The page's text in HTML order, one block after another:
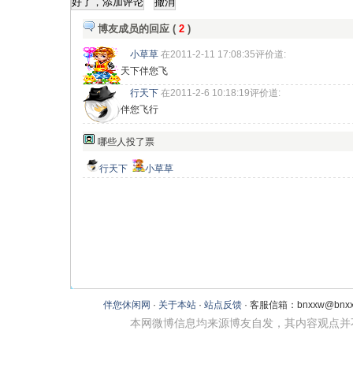
博友成员的回应 (2 )
小草草 在2011-2-11 17:08:35评价道:
天下伴您飞
行天下 在2011-2-6 10:18:19评价道:
伴您飞行
哪些人投了票
行天下 小草草
伴您休闲网 · 关于本站 · 站点反馈 · 客服信箱：
本网微博信息均来源博友自发，其内容观点并不代表